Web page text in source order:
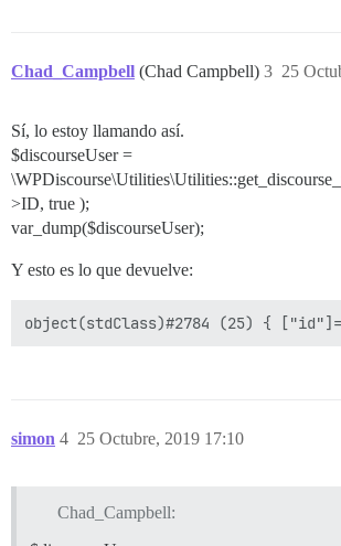
Chad_Campbell (Chad Campbell) 25
3
Sí, lo estoy llamando así.
$discourseUser =
>ID, true );
var_dump($discourseUser);
Y esto es lo que devuelve:
simon 25 Octubre, 2019 17:10
4
Chad_Campbell: